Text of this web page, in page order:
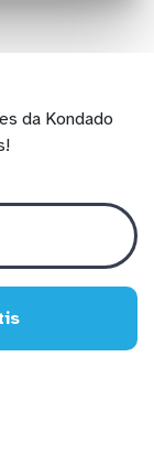
da Kondado